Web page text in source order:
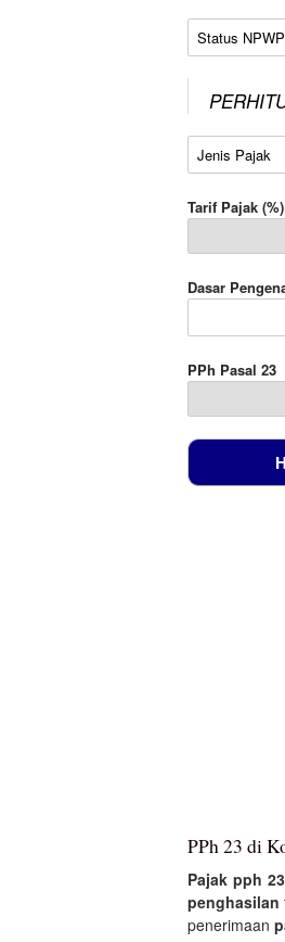
Status NPWP
Jenis Pajak
Tarif Pajak (%)
Dasar
PPh Pasal 23
PPh 23 di
Pajak pph
penghasilan
penerimaan